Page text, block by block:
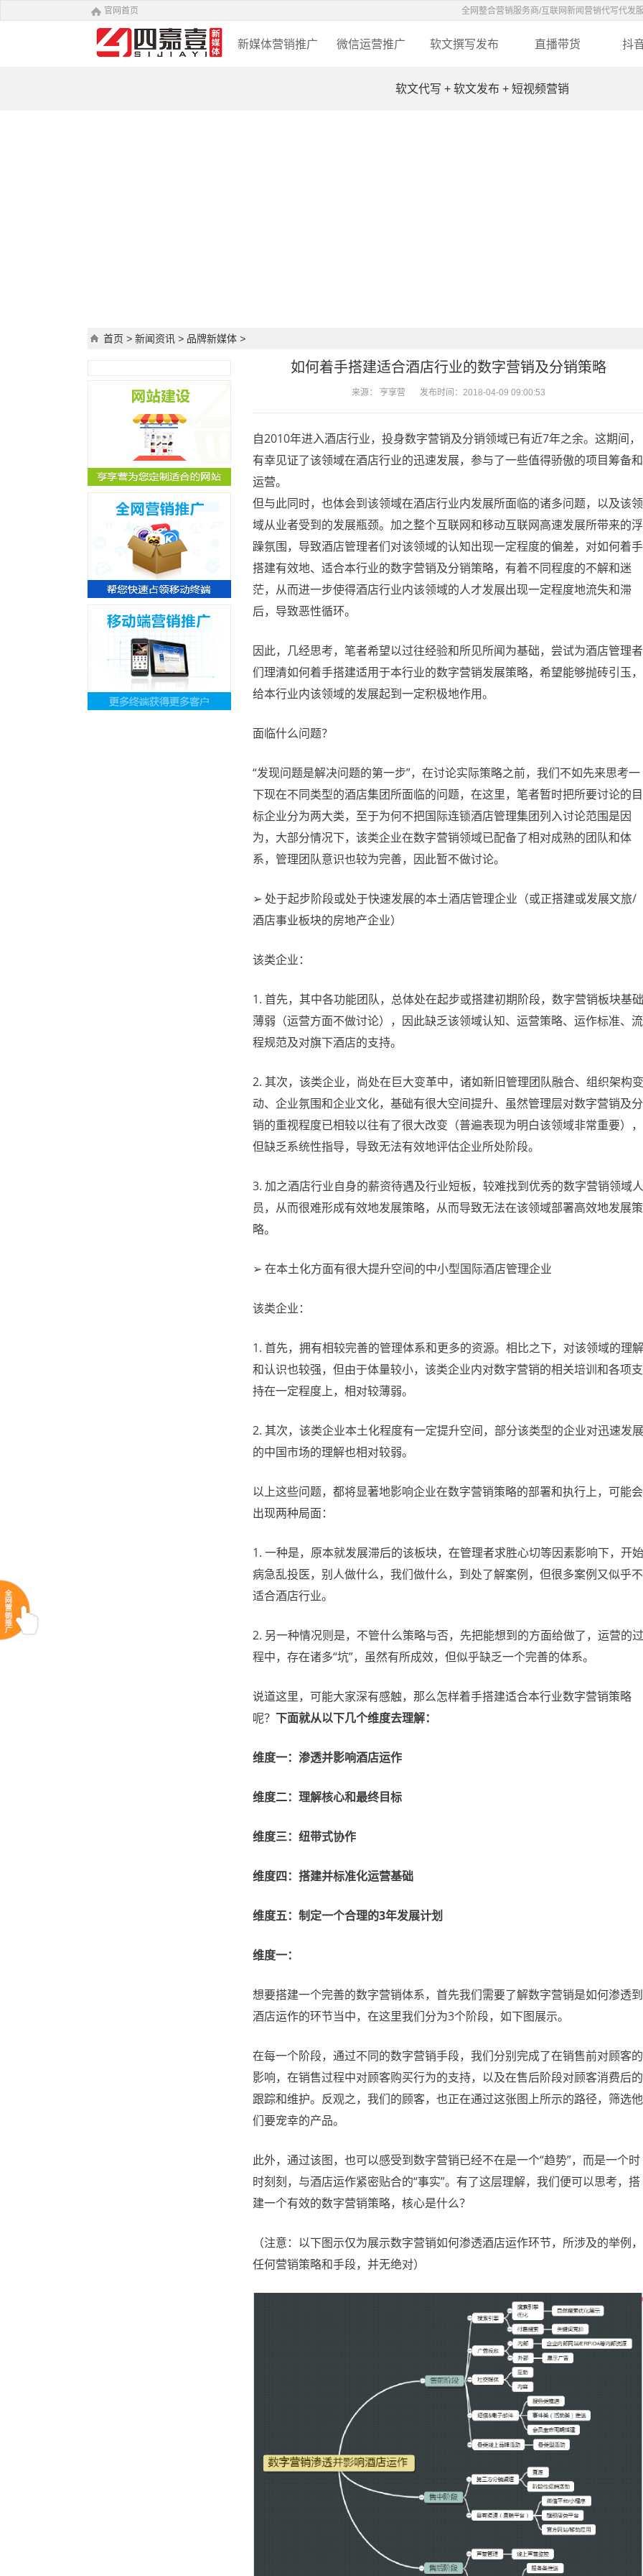
官网首页 全网整合营销服务商/互联网新闻营销代写代发
新媒体营销推广 微信运营推广 软文撰写发布 直播带货 抖
软文代写 + 软文发布 + 短视频营销
首页 > 新闻资讯 > 品牌新媒体 >
如何着手搭建适合酒店行业的数字营销及分销策略
来源： 亨享营 发布时间：2018-04-09 09:00:53
自2010年进入酒店行业，投身数字营销及分销领域已有近7年之余。这期间，
有幸见证了该领域在酒店行业的迅速发展，参与了一些值得骄傲的项目筹备和
运营。
但与此同时，也体会到该领域在酒店行业内发展所面临的诸多问题，以及该领
域从业者受到的发展瓶颈。加之整个互联网和移动互联网高速发展所带来的浮
躁氛围，导致酒店管理者们对该领域的认知出现一定程度的偏差，对如何着手
搭建有效地、适合本行业的数字营销及分销策略，有着不同程度的不解和迷
茫，从而进一步使得酒店行业内该领域的人才发展出现一定程度地流失和滞
后，导致恶性循环。
因此，几经思考，笔者希望以过往经验和所见所闻为基础，尝试为酒店管理者
们理清如何着手搭建适用于本行业的数字营销发展策略，希望能够抛砖引玉，
给本行业内该领域的发展起到一定积极地作用。
面临什么问题？
“发现问题是解决问题的第一步”，在讨论实际策略之前，我们不如先来思考一
下现在不同类型的酒店集团所面临的问题，在这里，笔者暂时把所要讨论的目
标企业分为两大类，至于为何不把国际连锁酒店管理集团列入讨论范围是因
为，大部分情况下，该类企业在数字营销领域已配备了相对成熟的团队和体
系，管理团队意识也较为完善，因此暂不做讨论。
➢ 处于起步阶段或处于快速发展的本土酒店管理企业（或正搭建或发展文旅/
酒店事业板块的房地产企业）
该类企业：
1. 首先，其中各功能团队，总体处在起步或搭建初期阶段，数字营销板块基础
薄弱（运营方面不做讨论），因此缺乏该领域认知、运营策略、运作标准、流
程规范及对旗下酒店的支持。
2. 其次，该类企业，尚处在巨大变革中，诸如新旧管理团队融合、组织架构变
动、企业氛围和企业文化，基础有很大空间提升、虽然管理层对数字营销及分
销的重视程度已相较以往有了很大改变（普遍表现为明白该领域非常重要），
但缺乏系统性指导，导致无法有效地评估企业所处阶段。
3. 加之酒店行业自身的薪资待遇及行业短板，较难找到优秀的数字营销领域人
员，从而很难形成有效地发展策略，从而导致无法在该领域部署高效地发展策
略。
➢ 在本土化方面有很大提升空间的中小型国际酒店管理企业
该类企业：
1. 首先，拥有相较完善的管理体系和更多的资源。相比之下，对该领域的理解
和认识也较强，但由于体量较小，该类企业内对数字营销的相关培训和各项支
持在一定程度上，相对较薄弱。
2. 其次，该类企业本土化程度有一定提升空间，部分该类型的企业对迅速发展
的中国市场的理解也相对较弱。
以上这些问题，都将显著地影响企业在数字营销策略的部署和执行上，可能会
出现两种局面：
1. 一种是，原本就发展滞后的该板块，在管理者求胜心切等因素影响下，开始
病急乱投医，别人做什么，我们做什么，到处了解案例，但很多案例又似乎不
适合酒店行业。
2. 另一种情况则是，不管什么策略与否，先把能想到的方面给做了，运营的过
程中，存在诸多“坑”，虽然有所成效，但似乎缺乏一个完善的体系。
说道这里，可能大家深有感触，那么怎样着手搭建适合本行业数字营销策略
呢？ 下面就从以下几个维度去理解：
维度一：渗透并影响酒店运作
维度二：理解核心和最终目标
维度三：纽带式协作
维度四：搭建并标准化运营基础
维度五：制定一个合理的3年发展计划
维度一：
想要搭建一个完善的数字营销体系，首先我们需要了解数字营销是如何渗透到
酒店运作的环节当中，在这里我们分为3个阶段，如下图展示。
在每一个阶段，通过不同的数字营销手段，我们分别完成了在销售前对顾客的
影响，在销售过程中对顾客购买行为的支持，以及在售后阶段对顾客消费后的
跟踪和维护。反观之，我们的顾客，也正在通过这张图上所示的路径，筛选他
们要宠幸的产品。
此外，通过该图，也可以感受到数字营销已经不在是一个“趋势”，而是一个时
时刻刻，与酒店运作紧密贴合的“事实”。有了这层理解，我们便可以思考，搭
建一个有效的数字营销策略，核心是什么？
（注意：以下图示仅为展示数字营销如何渗透酒店运作环节，所涉及的举例，
任何营销策略和手段，并无绝对）